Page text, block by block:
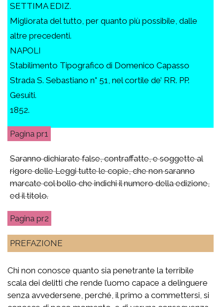
SETTIMA EDIZ.
Migliorata del tutto, per quanto più possibile, dalle
altre precedenti.
NAPOLI
Stabilimento Tipografico di Domenico Capasso
Strada S. Sebastiano n° 51, nel cortile de’ RR. PP.
Gesuiti.
1852.
pr1
Saranno dichiarate false, contraffatte, e soggette al
rigore delle Leggi tutte le copie, che non saranno
marcate col bollo che indichi il numero della edizione,
ed il titolo.
pr2
PREFAZIONE
Chi non conosce quanto sia penetrante la terribile
scala dei delitti che rende l’uomo capace a delinguere
senza avvedersene, perché, il primo a commettersi, si